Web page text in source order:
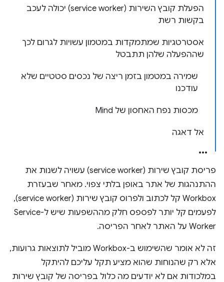
הפעלת קובץ השירות (service worker) יכולה לעכב
בקשות רשת
אסטרטגיות שמתמקדות במטמון עשויות לגרום לכך
שההפעלה שלהן תתבטל
שמירה במטמון בזמן ריצה של נכסים סטטיים שלא
עודכנו
מכסות נפח האחסון של Mind
אל דאגה
פריסת קובץ שירות (service worker) עשויה לשנות את
ההתנהגות של אתר באופן בלתי צפוי. מאחר שבעזרת
Workbox קל לכתוב ולפרוס קובץ שירות (service worker),
לפעמים קל יותר לפספס חלק מההשפעות שיש ל-Service
Worker על האתר לאחר הפריסה.
זה לא אומר שהשימוש ב-Workbox מוביל לתוצאות גרועות,
אלא רק שהנוחות שהוא מציע תקל עליכם להיתקל
במלכודות אם לא יודעים מה כלול בפריסה של קובץ שירות